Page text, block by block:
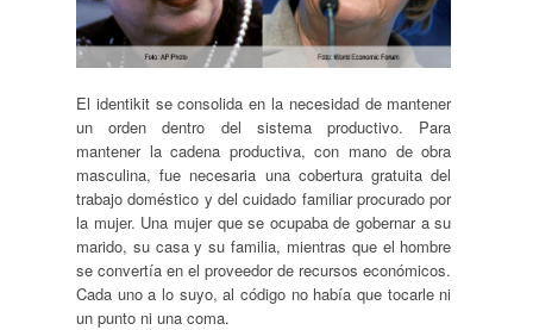
El identikit se consolida en la necesidad de mantener
un orden dentro del sistema productivo. Para
mantener la cadena productiva, con mano de obra
masculina, fue necesaria una cobertura gratuita del
trabajo doméstico y del cuidado familiar procurado por
la mujer. Una mujer que se ocupaba de gobernar a su
marido, su casa y su familia, mientras que el hombre
se convertía en el proveedor de recursos económicos.
Cada uno a lo suyo, al código no había que tocarle ni
un punto ni una coma.